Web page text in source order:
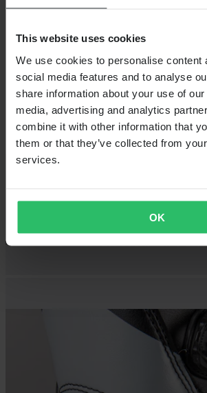
This website uses cookies
We use cookies to personalise content
social media features and to analyse
share information about your use of
media, advertising and analytics
combine it with other information that
them or that they’ve collected from
services.
OK